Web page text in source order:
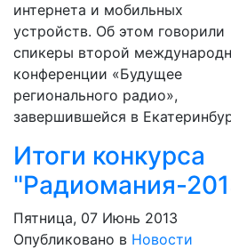
интернета и мобильных
устройств. Об этом говорили
спикеры второй
конференции «Будущее
регионального радио»,
завершившейся в
Итоги конкурса
"Радиомания-
Пятница, 07 Июнь 2013
Опубликовано в Новости